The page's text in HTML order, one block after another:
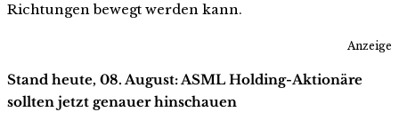
Richtungen bewegt werden kann.
Anzeige
Stand heute, 08. August: ASML Holding-Aktionäre
sollten jetzt genauer hinschauen